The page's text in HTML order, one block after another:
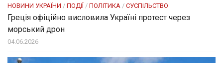
НОВИНИ УКРАЇНИ / ПОДІЇ / ПОЛІТИКА / СУСПІЛЬСТВО
Греція офіційно висловила Україні протест через
морський дрон
04.06.2026